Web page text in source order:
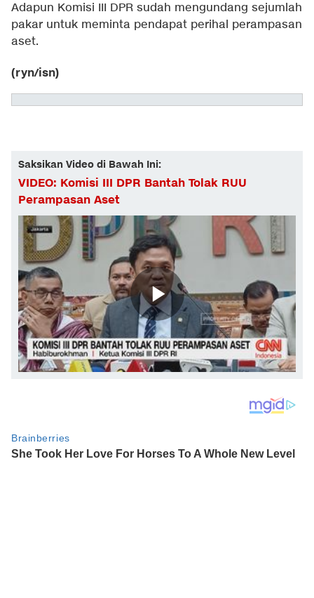
Adapun Komisi III DPR sudah mengundang sejumlah
pakar untuk meminta pendapat perihal perampasan
aset.
(ryn/isn)
Saksikan Video di Bawah Ini:
VIDEO: Komisi III DPR Bantah Tolak RUU
Perampasan Aset